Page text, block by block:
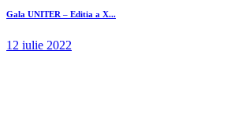
Gala UNITER – Editia a X...
12 iulie 2022